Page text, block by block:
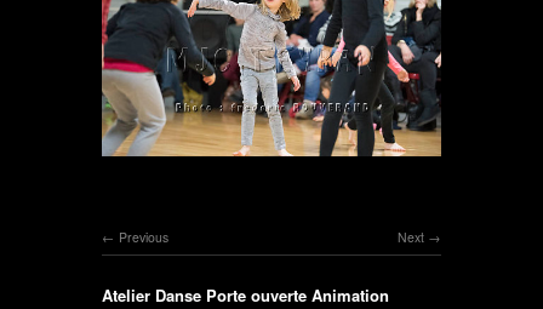
Next
Previous
Atelier Danse Porte ouverte Animation